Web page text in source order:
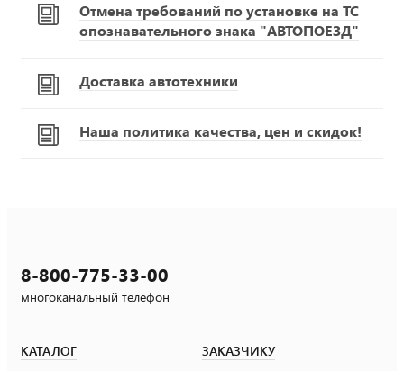
Отмена требований по установке на ТС
опознавательного знака "АВТОПОЕЗД"
Доставка автотехники
Наша политика качества, цен и скидок!
8-800-775-33-00
многоканальный телефон
КАТАЛОГ ЗАКАЗЧИКУ